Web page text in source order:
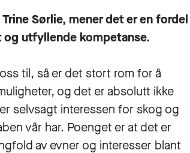
Sørlie, mener det er en fordel
og utfyllende kompetanse.
til, så er det stort rom for å
og det er absolutt ikke
selvsagt interessen for skog og
vår har. Poenget er at det er
av evner og interesser blant